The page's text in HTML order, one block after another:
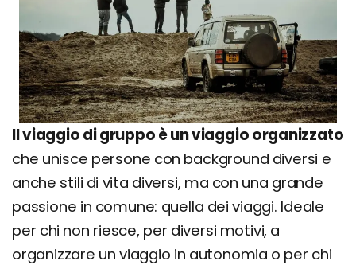
Il viaggio di gruppo è un viaggio organizzato
che unisce persone con background diversi e
anche stili di vita diversi, ma con una grande
passione in comune: quella dei viaggi. Ideale
per chi non riesce, per diversi motivi, a
organizzare un viaggio in autonomia o per chi